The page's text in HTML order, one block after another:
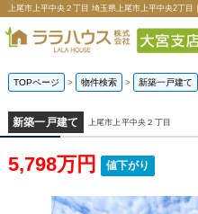
TOPページ > 物件検索 > 新築一戸建て
新築一戸建て 上尾市上平中央２丁目
5,798万円 値下がり